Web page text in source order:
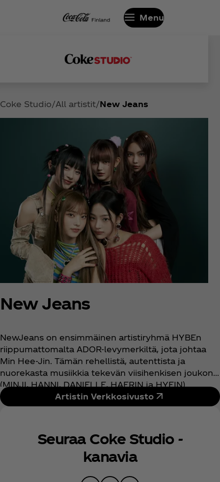
Menu
Coke Studio All artistit New Jeans
New Jeans
NewJeans on ensimmäinen artistiryhmä HYBEn
riippumattomalta ADOR-levymerkiltä, jota johtaa
Min Hee-Jin. Tämän rehellistä, autenttista ja
nuorekasta musiikkia tekevän viisihenkisen joukon
(MINJI, HANNI, DANIELLE, HAERIN ja HYEIN)
tavoitteena on viedä K-pop uudelle tasolle.
Artistin Verkkosivusto
Seuraa Coke Studio -
kanavia